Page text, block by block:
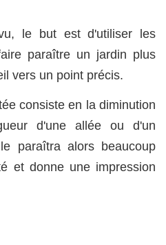
le but est d'utiliser les
paraître un jardin plus
vers un point précis.
consiste en la diminution
d'une allée ou d'un
paraîtra alors beaucoup
et donne une impression